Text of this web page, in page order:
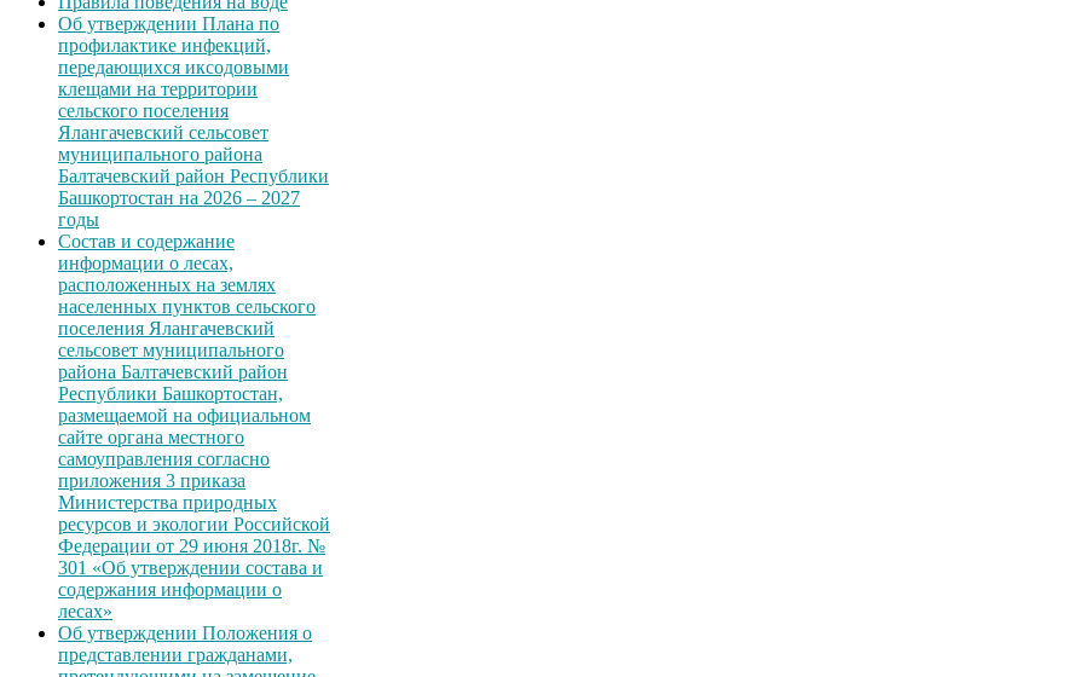
Об утверждении Плана по
профилактике инфекций,
передающихся иксодовыми
клещами на территории
сельского поселения
Ялангачевский сельсовет
муниципального района
Балтачевский район Республики
Башкортостан на 2026 – 2027
годы
Состав и содержание
информации о лесах,
расположенных на землях
населенных пунктов сельского
поселения Ялангачевский
сельсовет муниципального
района Балтачевский район
Республики Башкортостан,
размещаемой на официальном
сайте органа местного
самоуправления согласно
приложения 3 приказа
Министерства природных
ресурсов и экологии Российской
Федерации от 29 июня 2018г. №
301 «Об утверждении состава и
содержания информации о
лесах»
Об утверждении Положения о
представлении гражданами,